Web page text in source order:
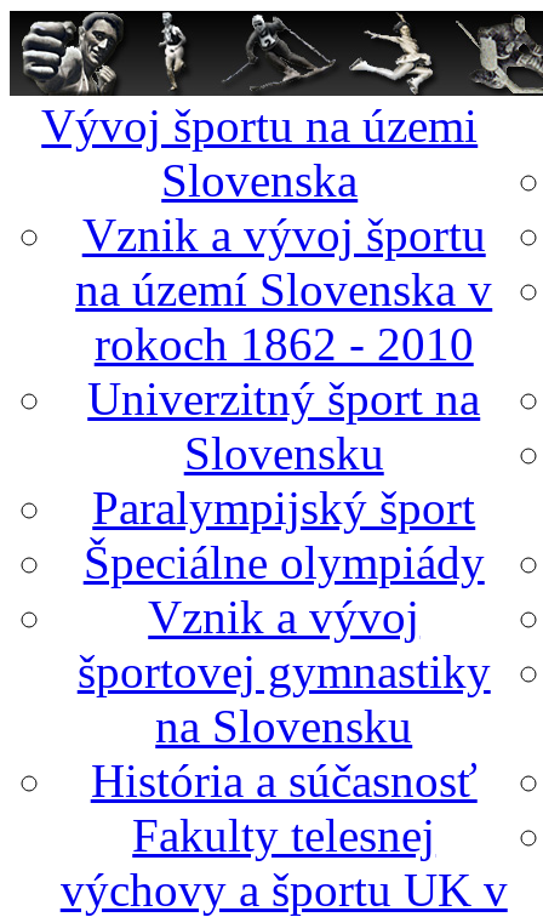
Vývoj športu na územi
Slovenska
Vznik a vývoj športu
na území Slovenska v
rokoch 1862 - 2010
Univerzitný šport na
Slovensku
Paralympijský šport
Špeciálne olympiády
Vznik a vývoj
športovej gymnastiky
na Slovensku
História a súčasnosť
Fakulty telesnej
výchovy a športu UK v